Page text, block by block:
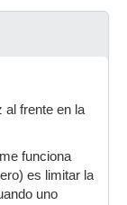
al frente en la
funciona
es limitar la
uno